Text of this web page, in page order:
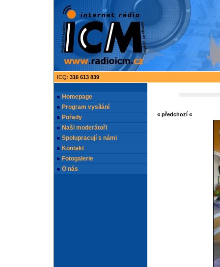
ICQ: 316 613 839
Homepage
Program vysílání
Pořady
Naši moderátoři
Spolupracují s námi
Kontakt
Fotogalerie
O nás
« předchozí «